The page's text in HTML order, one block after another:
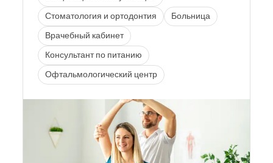
Стоматология и ортодонтия
Больница
Врачебный кабинет
Консультант по питанию
Офтальмологический центр